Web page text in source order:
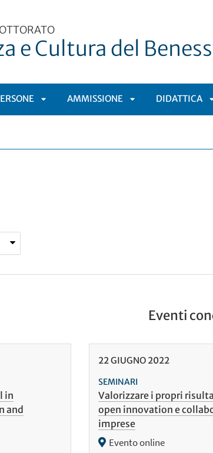
e Cultura del
AMMISSIONE DIDATTICA
Eventi
in
and
22GIUGNO 2022
SEMINARI
Valorizzare i propri
open innovation e
imprese
Evento online